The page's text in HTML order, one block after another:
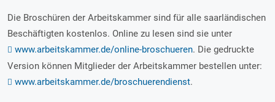
Die Broschüren der Arbeitskammer sind für alle saarländischen
Beschäftigten kostenlos. Online zu lesen sind sie unter
www.arbeitskammer.de/online-broschueren. Die gedruckte
Version können Mitglieder der Arbeitskammer bestellen unter:
www.arbeitskammer.de/broschuerendienst.